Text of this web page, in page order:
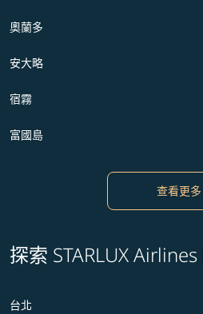
奧蘭多
安大略
宿霧
富國島
查看更多
探索 STARLUX
台北